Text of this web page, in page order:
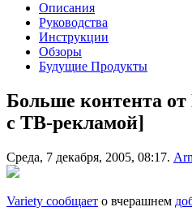
Описания
Руководства
Инструкции
Обзоры
Будущие Продукты
Больше контента
с ТВ-рекламой]
Среда, 7 декабря, 2005, 08:17.
Variety сообщает о вчерашнем